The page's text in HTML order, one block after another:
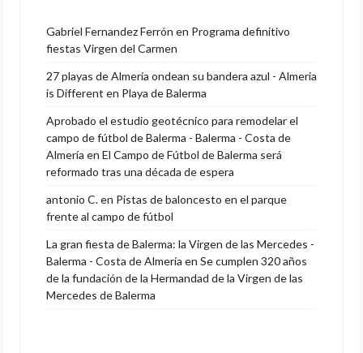
Gabriel Fernandez Ferrón en Programa definitivo
fiestas Virgen del Carmen
27 playas de Almería ondean su bandera azul - Almeria
is Different en Playa de Balerma
Aprobado el estudio geotécnico para remodelar el
campo de fútbol de Balerma - Balerma - Costa de
Almería en El Campo de Fútbol de Balerma será
reformado tras una década de espera
antonio C.en Pistas de baloncesto en el parque
frente al campo de fútbol
La gran fiesta de Balerma: la Virgen de las Mercedes -
Balerma - Costa de Almería en Se cumplen 320 años
de la fundación de la Hermandad de la Virgen de las
Mercedes de Balerma